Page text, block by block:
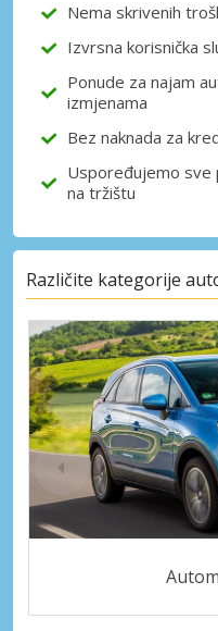
Nema skrivenih
Izvrsna korisnička
Ponude za najam
izmjenama
Bez naknada za
Uspoređujemo sve
na tržištu
Različite kategorije